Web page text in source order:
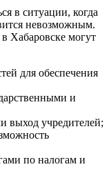
в ситуации, когда
невозможным.
Хабаровске могут
для обеспечения
и
выход учредителей;
по налогам и